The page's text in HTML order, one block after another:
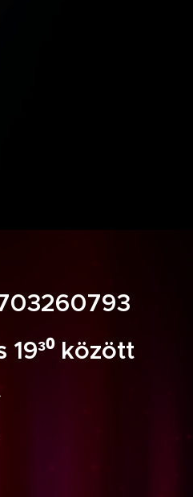
19³⁰ között